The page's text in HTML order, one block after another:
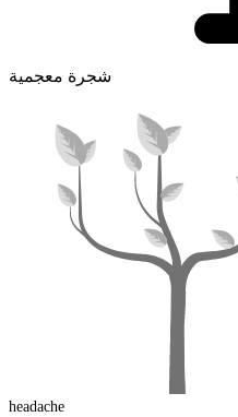
شجرة معجمية
headache